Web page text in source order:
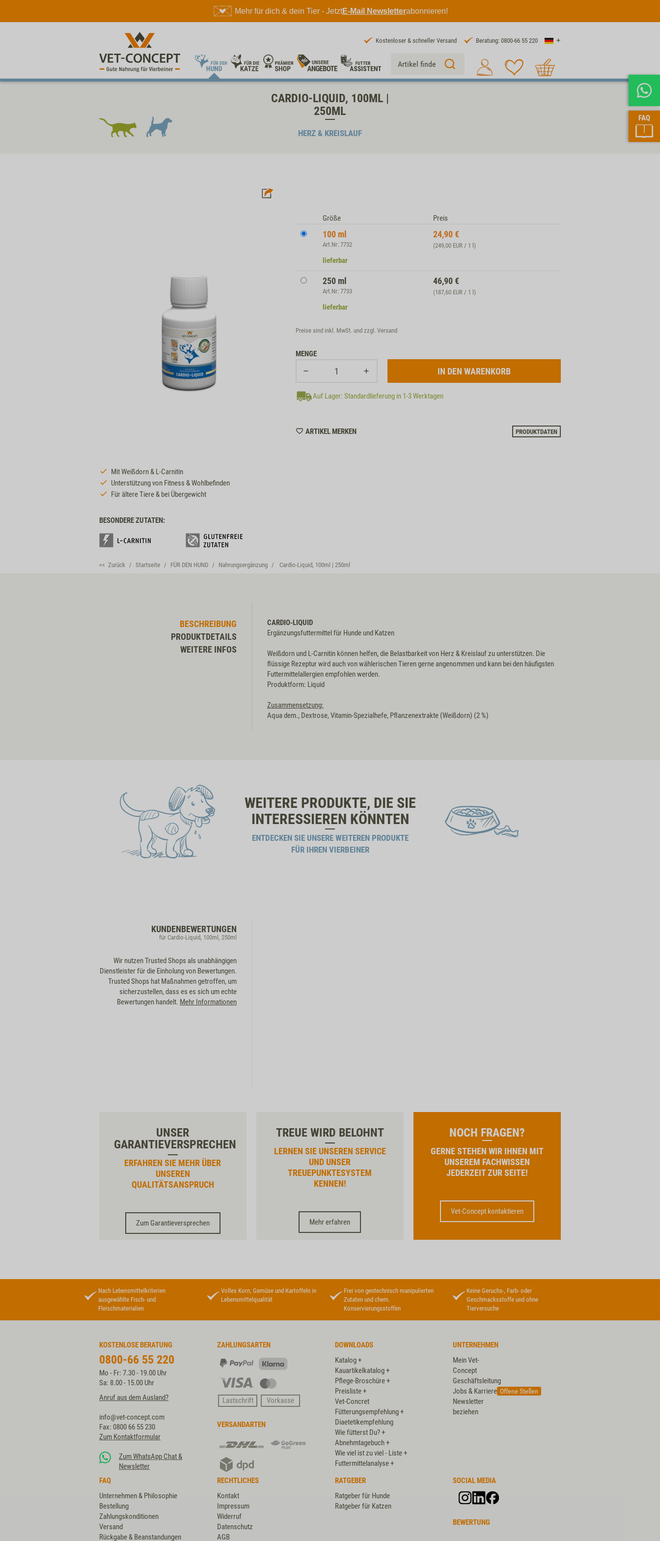
Mehr für dich & dein Tier - JetztE-Mail Newsletterabonnieren!
FAQ
Kostenloser & schneller Versand Beratung: 0800-66 55 220 Land
Suche 1
CARDIO-LIQUID, 100ML |
250ML
HERZ & KREISLAUF
Größe Preis
100 ml
Art.Nr: 7732
24,90€
(249,00 EUR / 1 l)
lieferbar
250 ml
Art.Nr: 7733
46,90 €
(187,60 EUR / 1 l)
lieferbar
Preise sind inkl. MwSt. und zzgl. Versand
MENGE
Auf Lager: Standardlieferung in 1-3 Werktagen
ARTIKEL MERKENWISHLIST
PRODUKTDATEN
Mit Weißdorn & L-Carnitin
Unterstützung von Fitness & Wohlbefinden
Für ältere Tiere & bei Übergewicht
BESONDERE ZUTATEN:
<< Zurück Startseite FÜR DEN HUND Nahrungsergänzung Cardio-Liquid, 100ml | 250ml
BESCHREIBUNG
PRODUKTDETAILS
WEITERE INFOS
CARDIO-LIQUID
Ergänzungsfuttermittel für Hunde und Katzen
Weißdorn und L-Carnitin können helfen, die Belastbarkeit von Herz & Kreislauf zu unterstützen. Die
flüssige Rezeptur wird auch von wählerischen Tieren gerne angenommen und kann bei den häufigsten
Futtermittelallergien empfohlen werden.
Produktform: Liquid
Zusammensetzung:
Aqua dem., Dextrose, Vitamin-Spezialhefe, Pflanzenextrakte (Weißdorn) (2 %)
WEITERE PRODUKTE, DIE SIE
INTERESSIEREN KÖNNTEN
ENTDECKEN SIE UNSERE WEITEREN PRODUKTE
FÜR IHREN VIERBEINER
KUNDENBEWERTUNGEN
für Cardio-Liquid, 100ml, 250ml
Wir nutzen Trusted Shops als unabhängigen
Dienstleister für die Einholung von Bewertungen.
Trusted Shops hat Maßnahmen getroffen, um
sicherzustellen, dass es es sich um echte
Bewertungen handelt. Mehr Informationen
UNSER
GARANTIEVERSPRECHEN
ERFAHREN SIE MEHR ÜBER
UNSEREN
QUALITÄTSANSPRUCH
Zum Garantieversprechen
TREUE WIRD BELOHNT
LERNEN SIE UNSEREN SERVICE
UND UNSER
TREUEPUNKTESYSTEM
KENNEN!
Mehr erfahren
NOCH FRAGEN?
GERNE STEHEN WIR IHNEN MIT
UNSEREM FACHWISSEN
JEDERZEIT ZUR SEITE!
Vet-Concept kontaktieren
Nach Lebensmittelkriterien
ausgewählte Fisch- und
Fleischmaterialien
Volles Korn, Gemüse und Kartoffeln in
Lebensmittelqualität
Frei von gentechnisch manipulierten
Zutaten und chem.
Konservierungsstoffen
Keine Geruchs-, Farb- oder
Geschmacksstoffe und ohne
Tierversuche
KOSTENLOSE BERATUNG
0800-66 55 220
Mo - Fr: 7.30 - 19.00 Uhr
Sa: 8.00 - 15.00 Uhr
Anruf aus dem Ausland?
info@vet-concept.com
Fax: 0800 66 55 230
Zum Kontaktformular
Zum WhatsApp Chat &
Newsletter
ZAHLUNGSARTEN
PayPal
Visa
Lastschrift
Vorkasse
VERSANDARTEN
DHL
DHL
GoGreen
DPD
DOWNLOADS
Katalog +
Kauartikelkatalog +
Pflege-Broschüre +
Preisliste +
Vet-Concret
Fütterungsempfehlung +
Diaetetikempfehlung
Wie fütterst Du? +
Abnehmtagebuch +
Wie viel ist zu viel - Liste +
Futtermittelanalyse +
UNTERNEHMEN
Mein Vet-
Concept
Geschäftsleitung
Jobs & Karriere Offene Stellen
Newsletter
beziehen
FAQ
Unternehmen & Philosophie
Bestellung
Zahlungskonditionen
Versand
Rückgabe & Beanstandungen
RECHTLICHES
Kontakt
Impressum
Widerruf
Datenschutz
AGB
RATGEBER
Ratgeber für Hunde
Ratgeber für Katzen
SOCIAL MEDIA
BEWERTUNG